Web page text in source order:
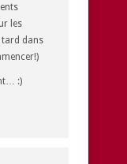
les
tard dans
:)